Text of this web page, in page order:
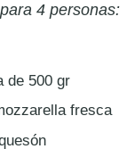
4 personas:
de 500 gr
fresca